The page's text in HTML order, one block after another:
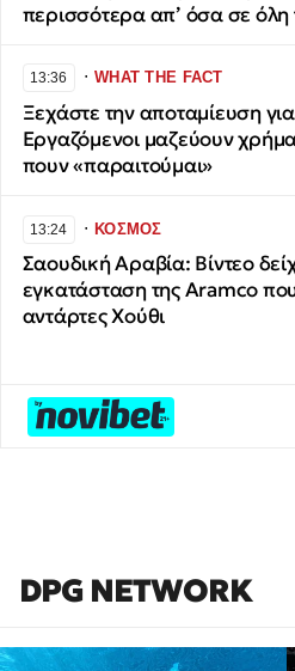
περισσότερα απ’ όσα σε όλη
13:36 ∙WHAT THE FACT
Ξεχάστε την αποταμίευση
Εργαζόμενοι μαζεύουν
πουν «παραιτούμαι»
13:24 ∙ΚΟΣΜΟΣ
Σαουδική Αραβία: Βίντεο
εγκατάσταση της Aramco
αντάρτες Χούθι
DPG NETWORK